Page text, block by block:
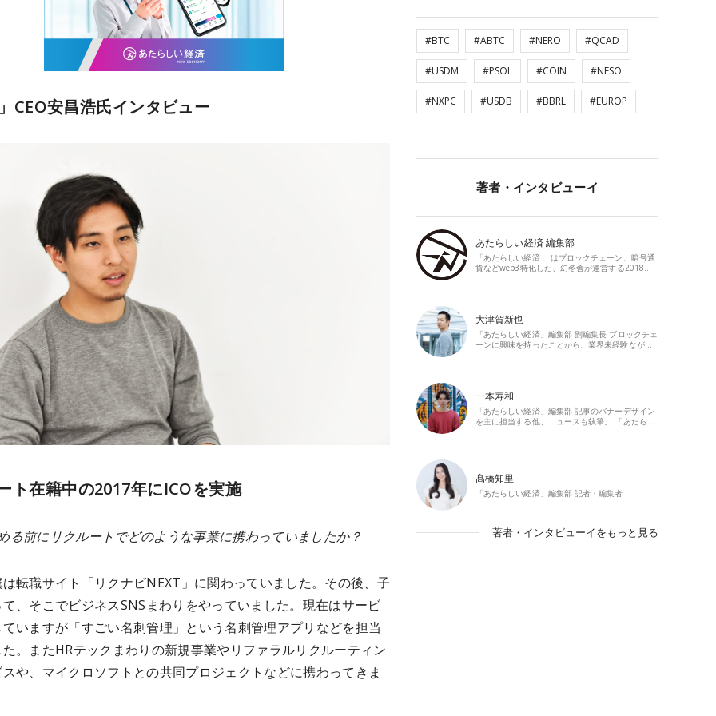
CEO安昌浩氏インタビュー
ト在籍中の2017年にICOを実施
る前にリクルートでどのような事業に携わっていましたか？
転職サイト「リクナビNEXT」に関わっていました。その後、子
、そこでビジネスSNSまわりをやっていました。現在はサービ
いますが「すごい名刺管理」という名刺管理アプリなどを担当
。またHRテックまわりの新規事業やリファラルリクルーティン
や、マイクロソフトとの共同プロジェクトなどに携わってきま
#BTC #ABTC #NERO #QCAD
#USDM #PSOL #COIN #NESO
#NXPC #USDB #BBRL #EUROP
著者・インタビューイ
あたらしい経済 編集部
「あたらしい経済」 はブロックチェーン、暗号通
貨などweb3特化した、幻冬舎が運営する2018…
大津賀新也
「あたらしい経済」編集部 副編集長 ブロックチェ
ーンに興味を持ったことから、業界未経験なが…
一本寿和
「あたらしい経済」編集部 記事のバナーデザイン
を主に担当する他、ニュースも執筆。 「あたら…
髙橋知里
「あたらしい経済」編集部 記者・編集者
著者・インタビューイをもっと見る